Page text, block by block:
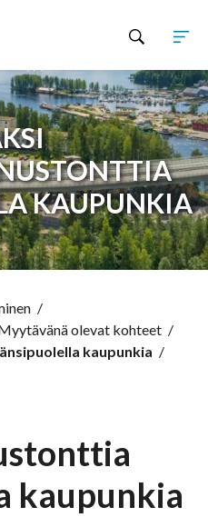
KAUPUNKIA
/
olevat kohteet /
kaupunkia /
kaupunkia